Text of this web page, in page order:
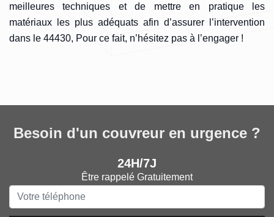
meilleures techniques et de mettre en pratique les
matériaux les plus adéquats afin d’assurer l’intervention
dans le 44430, Pour ce fait, n’hésitez pas à l’engager !
Besoin d'un couvreur en urgence ?
24H/7J
Être rappelé Gratuitement